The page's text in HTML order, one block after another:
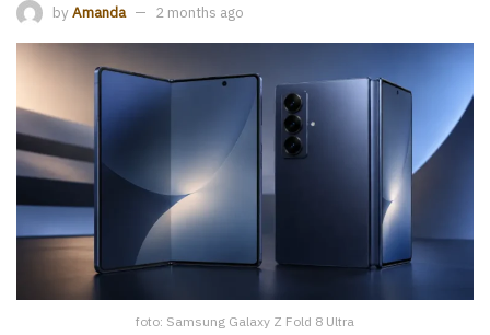
by Amanda 2 months ago
foto: Samsung Galaxy Z Fold 8 Ultra